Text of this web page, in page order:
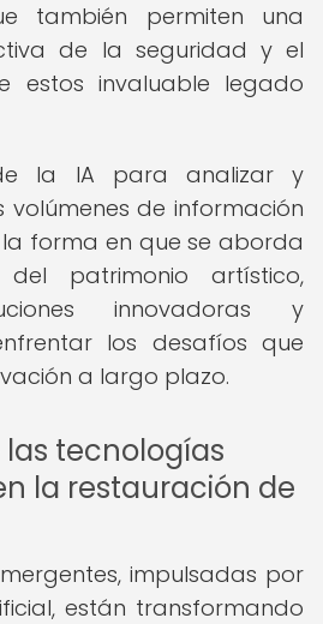
también permiten una
de la seguridad y el
estos invaluable legado
la IA para analizar y
de información
forma en que se aborda
patrimonio artístico,
innovadoras y
los desafíos que
a largo plazo.
tecnologías
la restauración de
impulsadas por
están transformando